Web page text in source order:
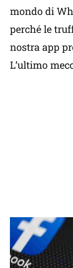
mondo di
perché le
nostra app
L’ultimo